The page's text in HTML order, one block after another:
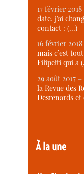
17 février
date, j’ai
contact : (…)
16 février
mais c’est
Filipetti qui a
29 août 2017 –
la Revue des
Desrenards
À la une